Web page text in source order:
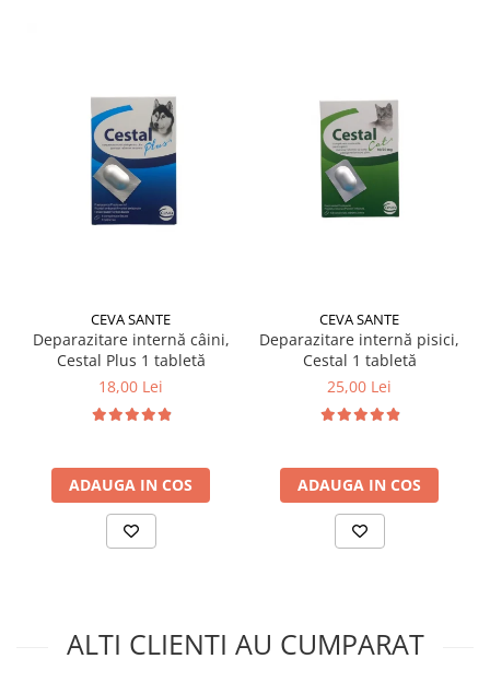
CEVA SANTE
Deparazitare internă câini,
Cestal Plus 1 tabletă
18,00 Lei
ADAUGA IN COS
CEVA SANTE
Deparazitare internă pisici,
Cestal 1 tabletă
25,00 Lei
ADAUGA IN COS
ALTI CLIENTI AU CUMPARAT